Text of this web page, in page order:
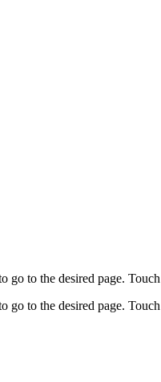
to the desired page.
to the desired page.